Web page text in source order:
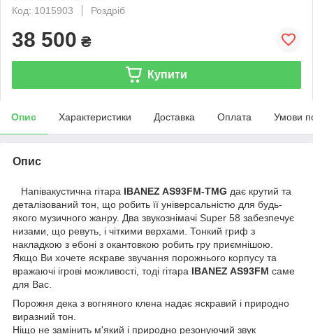
Код: 1015903
Роздріб
38 500 ₴
Купити
Опис Характеристики Доставка Оплата Умови
Опис
Напівакустична гітара IBANEZ AS93FM-TMG дає крутий та
деталізований тон, що робить її універсальністю для будь-
якого музичного жанру. Два звукознімачі Super 58 забезпечує
низами, що ревуть, і чіткими верхами. Тонкий гриф з
накладкою з ебоні з окантовкою робить гру приємнішою.
Якщо Ви хочете яскраве звучання порожнього корпусу та
вражаючі ігрові можливості, тоді гітара IBANEZ AS93FM саме
для Вас.
Порожня дека з вогняного клена надає яскравий і природно
виразний тон.
Ніщо не замінить м'який і природно резонуючий звук